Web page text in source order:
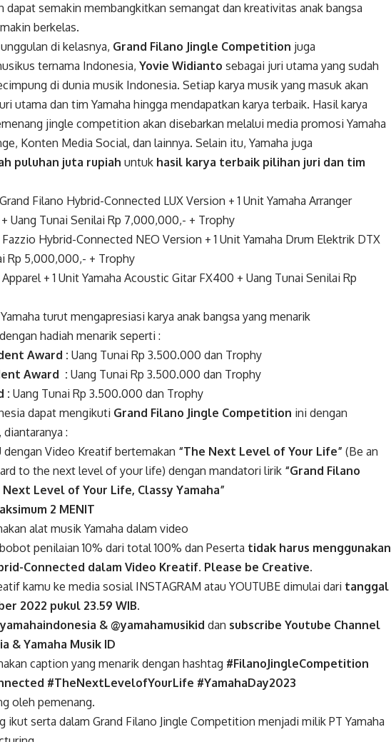
dapat semakin membangkitkan semangat dan kreativitas anak bangsa
berkelas.
di kelasnya, Grand Filano Jingle Competition juga
ternama Indonesia, Yovie Widianto sebagai juri utama yang sudah
di dunia musik Indonesia. Setiap karya musik yang masuk akan
utama dan tim Yamaha hingga mendapatkan karya terbaik. Hasil karya
jingle competition akan disebarkan melalui media promosi Yamaha
Konten Media Social, dan lainnya. Selain itu, Yamaha juga
puluhan juta rupiah untuk hasil karya terbaik pilihan juri dan tim
Filano Hybrid-Connected LUX Version + 1 Unit Yamaha Arranger
Uang Tunai Senilai Rp 7,000,000,- + Trophy
Fazzio Hybrid-Connected NEO Version + 1 Unit Yamaha Drum Elektrik DTX
Rp 5,000,000,- + Trophy
+ 1 Unit Yamaha Acoustic Gitar FX400 + Uang Tunai Senilai Rp
turut mengapresiasi karya anak bangsa yang menarik
dengan hadiah menarik seperti :
Award : Uang Tunai Rp 3.500.000 dan Trophy
Award : Uang Tunai Rp 3.500.000 dan Trophy
: Uang Tunai Rp 3.500.000 dan Trophy
dapat mengikuti Grand Filano Jingle Competition ini dengan
:
dengan Video Kreatif bertemakan “The Next Level of Your Life” (Be an
to the next level of your life) dengan mandatori lirik “Grand Filano
Level of Your Life, Classy Yamaha”
2 MENIT
alat musik Yamaha dalam video
penilaian 10% dari total 100% dan Peserta tidak harus menggunakan
Connected dalam Video Kreatif. Please be Creative.
kamu ke media sosial INSTAGRAM atau YOUTUBE dimulai dari tanggal
2022 pukul 23.59 WIB.
yamahaindonesia & @yamahamusikid dan subscribe Youtube Channel
& Yamaha Musik ID
caption yang menarik dengan hashtag #FilanoJingleCompetition
#TheNextLevelofYourLife #YamahaDay2023
oleh pemenang.
ikut serta dalam Grand Filano Jingle Competition menjadi milik PT Yamaha